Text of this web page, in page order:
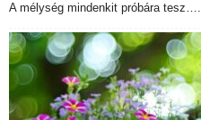
A mélység mindenkit próbára tesz….